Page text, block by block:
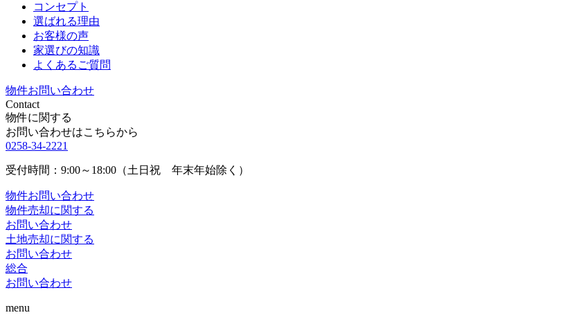
コンセプト
選ばれる理由
お客様の声
家選びの知識
よくあるご質問
物件お問い合わせ
Contact
物件に関する
お問い合わせはこちらから
0258-34-2221
受付時間：9:00～18:00（土日祝 年末年始除く）
物件お問い合わせ
物件売却に関する
お問い合わせ
土地売却に関する
お問い合わせ
総合
お問い合わせ
menu